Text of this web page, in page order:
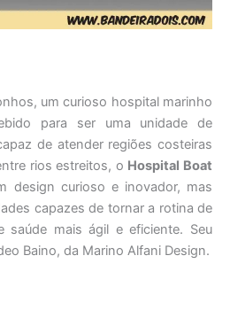
um curioso hospital marinho
para ser uma unidade de
de atender regiões costeiras
rios estreitos, o Hospital Boat
design curioso e inovador, mas
capazes de tornar a rotina de
saúde mais ágil e eficiente. Seu
Baino, da Marino Alfani Design.